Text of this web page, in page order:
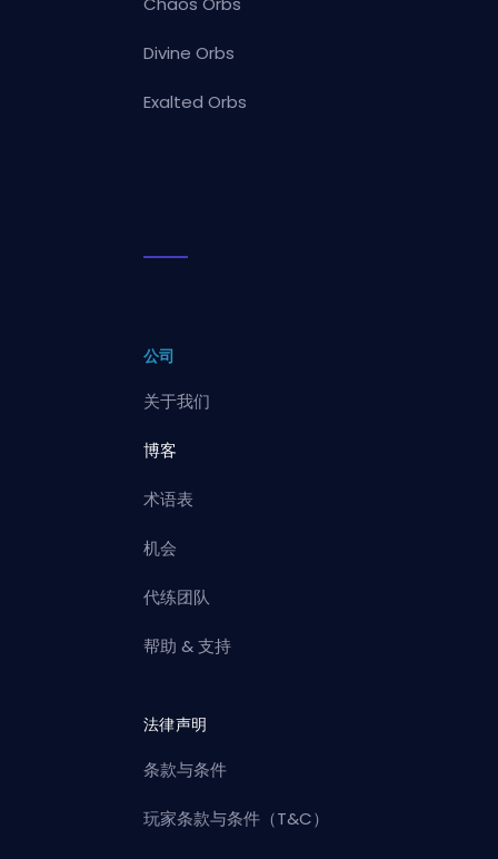
Divine Orbs
Exalted Orbs
公司
关于我们
博客
术语表
机会
代练团队
帮助 & 支持
法律声明
条款与条件
玩家条款与条件（T&C）